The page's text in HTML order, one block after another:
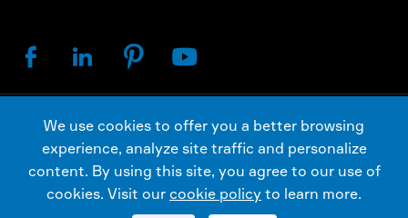
   
कॉपीराइट ©AIRBEST (CHANGXING) TECHNOLOGY CO.,
LTD.सभी अधिकार सुरक्षित है।
Sitemap
गोपनीयता नीति
We use cookies to offer you a better browsing
experience, analyze site traffic and personalize
content. By using this site, you agree to our use of
cookies. Visit our cookie policy to learn more.